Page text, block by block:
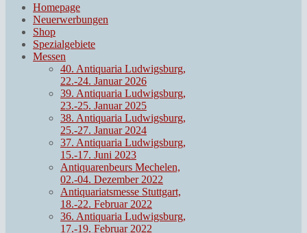
Homepage
Neuerwerbungen
Shop
Spezialgebiete
Messen
40. Antiquaria Ludwigsburg,
22.-24. Januar 2026
39. Antiquaria Ludwigsburg,
23.-25. Januar 2025
38. Antiquaria Ludwigsburg,
25.-27. Januar 2024
37. Antiquaria Ludwigsburg,
15.-17. Juni 2023
Antiquarenbeurs Mechelen,
02.-04. Dezember 2022
Antiquariatsmesse Stuttgart,
18.-22. Februar 2022
36. Antiquaria Ludwigsburg,
17.-19. Februar 2022